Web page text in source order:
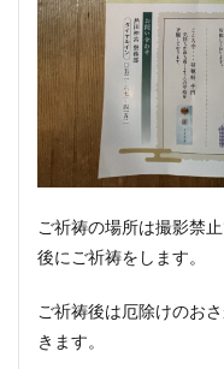
ご祈祷の場所は撮影禁
後にご祈祷をします。
ご祈祷後は厄除けのお
きます。